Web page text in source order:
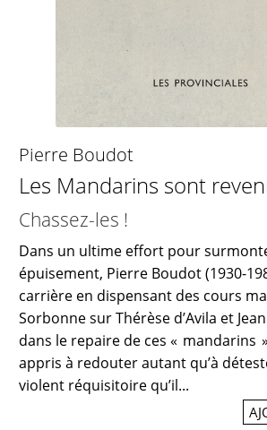
Pierre Boudot
Les Mandarins sont
Chassez-les !
Dans un ultime effort pour
épuisement, Pierre Boudot (1930-
carrière en dispensant des cours
Sorbonne sur Thérèse d’Avila et
dans le repaire de ces « mandarins
appris à redouter autant qu’à
violent réquisitoire qu’il...